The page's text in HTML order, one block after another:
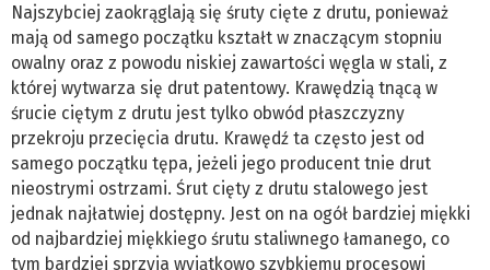
Najszybciej zaokrąglają się śruty cięte z drutu, ponieważ
mają od samego początku kształt w znaczącym stopniu
owalny oraz z powodu niskiej zawartości węgla w stali, z
której wytwarza się drut patentowy. Krawędzią tnącą w
śrucie ciętym z drutu jest tylko obwód płaszczyzny
przekroju przecięcia drutu. Krawędź ta często jest od
samego początku tępa, jeżeli jego producent tnie drut
nieostrymi ostrzami. Śrut cięty z drutu stalowego jest
jednak najłatwiej dostępny. Jest on na ogół bardziej miękki
od najbardziej miękkiego śrutu staliwnego łamanego, co
tym bardziej sprzyja wyjątkowo szybkiemu procesowi